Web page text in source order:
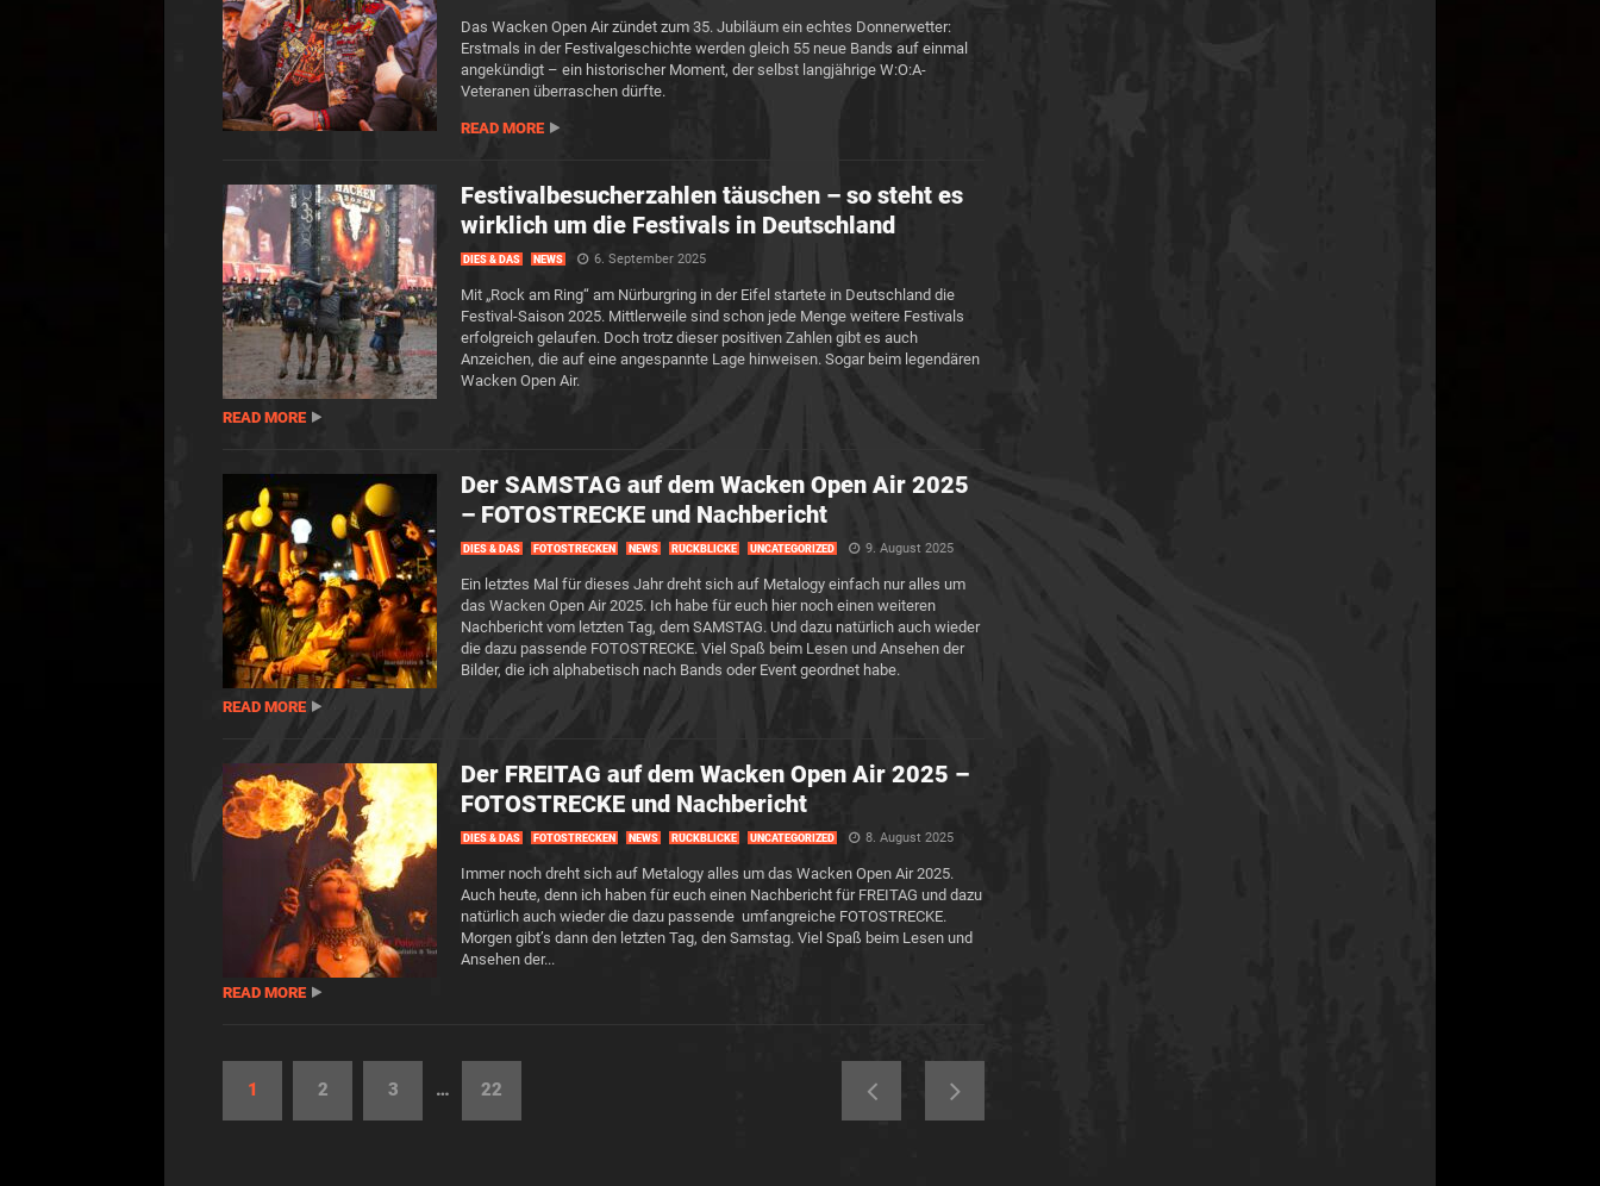
Das Wacken Open Air zündet zum 35. Jubiläum ein echtes Donnerwetter:
Erstmals in der Festivalgeschichte werden gleich 55 neue Bands auf einmal
angekündigt – ein historischer Moment, der selbst langjährige W:O:A-
Veteranen überraschen dürfte.
READ MORE
Festivalbesucherzahlen täuschen – so steht es
wirklich um die Festivals in Deutschland
DIES & DAS NEWS 6. September 2025
Mit „Rock am Ring“ am Nürburgring in der Eifel startete in Deutschland die
Festival-Saison 2025. Mittlerweile sind schon jede Menge weitere Festivals
erfolgreich gelaufen. Doch trotz dieser positiven Zahlen gibt es auch
Anzeichen, die auf eine angespannte Lage hinweisen. Sogar beim legendären
Wacken Open Air.
READ MORE
Der SAMSTAG auf dem Wacken Open Air 2025
– FOTOSTRECKE und Nachbericht
DIES & DAS FOTOSTRECKEN NEWS RÜCKBLICKE UNCATEGORIZED 9. August 2025
Ein letztes Mal für dieses Jahr dreht sich auf Metalogy einfach nur alles um
das Wacken Open Air 2025. Ich habe für euch hier noch einen weiteren
Nachbericht vom letzten Tag, dem SAMSTAG. Und dazu natürlich auch wieder
die dazu passende FOTOSTRECKE. Viel Spaß beim Lesen und Ansehen der
Bilder, die ich alphabetisch nach Bands oder Event geordnet habe.
READ MORE
Der FREITAG auf dem Wacken Open Air 2025 –
FOTOSTRECKE und Nachbericht
DIES & DAS FOTOSTRECKEN NEWS RÜCKBLICKE UNCATEGORIZED 8. August 2025
Immer noch dreht sich auf Metalogy alles um das Wacken Open Air 2025.
Auch heute, denn ich haben für euch einen Nachbericht für FREITAG und dazu
natürlich auch wieder die dazu passende umfangreiche FOTOSTRECKE.
Morgen gibt’s dann den letzten Tag, den Samstag. Viel Spaß beim Lesen und
Ansehen der...
READ MORE
1 2 3 … 22